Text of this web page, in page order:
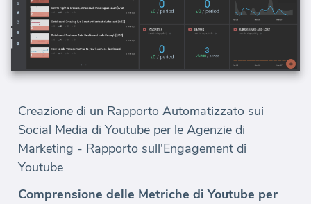
Creazione di un Rapporto Automatizzato sui
Social Media di Youtube per le Agenzie di
Marketing - Rapporto sull'Engagement di
Youtube
Comprensione delle Metriche di Youtube per